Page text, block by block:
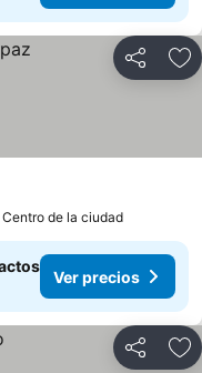
Compartir
Centro de la ciudad
Ver precios
Compartir